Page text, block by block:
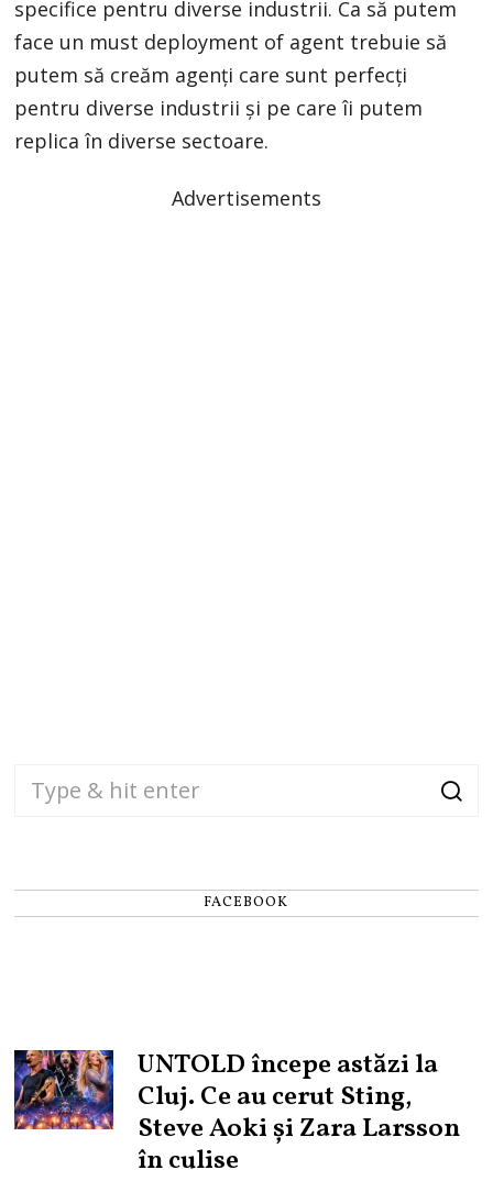
specifice pentru diverse industrii. Ca să putem
face un must deployment of agent trebuie să
putem să creăm agenţi care sunt perfecţi
pentru diverse industrii şi pe care îi putem
replica în diverse sectoare.
Advertisements
FACEBOOK
UNTOLD începe astăzi la
Cluj. Ce au cerut Sting,
Steve Aoki și Zara Larsson
în culise